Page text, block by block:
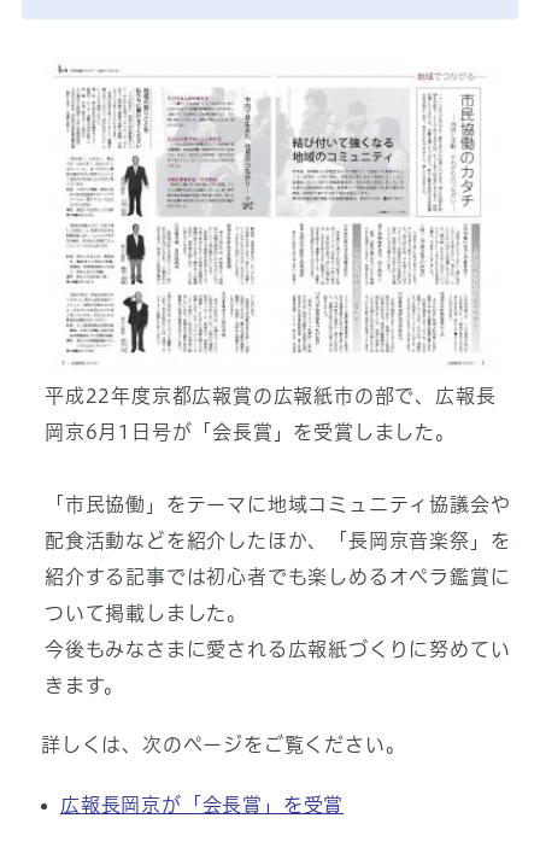
平成22年度京都広報賞の広報紙市の部で、広報長
岡京6月1日号が「会長賞」を受賞しました。
「市民協働」をテーマに地域コミュニティ協議会や
配食活動などを紹介したほか、「長岡京音楽祭」を
紹介する記事では初心者でも楽しめるオペラ鑑賞に
ついて掲載しました。
今後もみなさまに愛される広報紙づくりに努めてい
きます。
詳しくは、次のページをご覧ください。
広報長岡京が「会長賞」を受賞